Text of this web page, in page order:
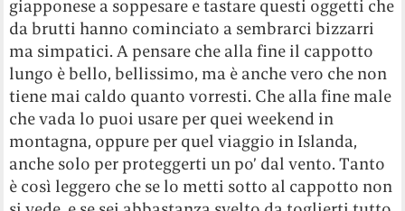
giapponese a soppesare e tastare questi oggetti che
da brutti hanno cominciato a sembrarci bizzarri
ma simpatici. A pensare che alla fine il cappotto
lungo è bello, bellissimo, ma è anche vero che non
tiene mai caldo quanto vorresti. Che alla fine male
che vada lo puoi usare per quei weekend in
montagna, oppure per quel viaggio in Islanda,
anche solo per proteggerti un po’ dal vento. Tanto
è così leggero che se lo metti sotto al cappotto non